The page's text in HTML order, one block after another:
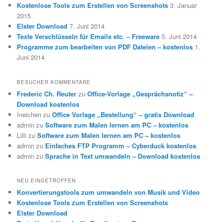
Kostenlose Tools zum Erstellen von Screenshots 3. Januar
2015
Elster Download 7. Juni 2014
Texte Verschlüsseln für Emails etc. – Freeware 5. Juni 2014
Programme zum bearbeiten von PDF Dateien – kostenlos 1.
Juni 2014
BESUCHER KOMMENTARE
Frederic Ch. Reuter zuOffice-Vorlage „Gesprächsnotiz“ –
Download kostenlos
Ineichen zuOffice Vorlage „Bestellung“ – gratis Download
admin zuSoftware zum Malen lernen am PC – kostenlos
Lilli zuSoftware zum Malen lernen am PC – kostenlos
admin zu Einfaches FTP Programm – Cyberduck kostenlos
admin zuSprache in Text umwandeln – Download kostenlos
NEU EINGETROFFEN
Konvertierungstools zum umwandeln von Musik und Video
Kostenlose Tools zum Erstellen von Screenshots
Elster Download